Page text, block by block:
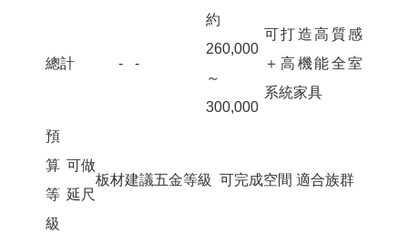
總計 - -
約
260,000
～
300,000
可打造高質感
＋高機能全室
系統家具
預
算
等
級
可做
延尺
板材建議五金等級 可完成空間 適合族群